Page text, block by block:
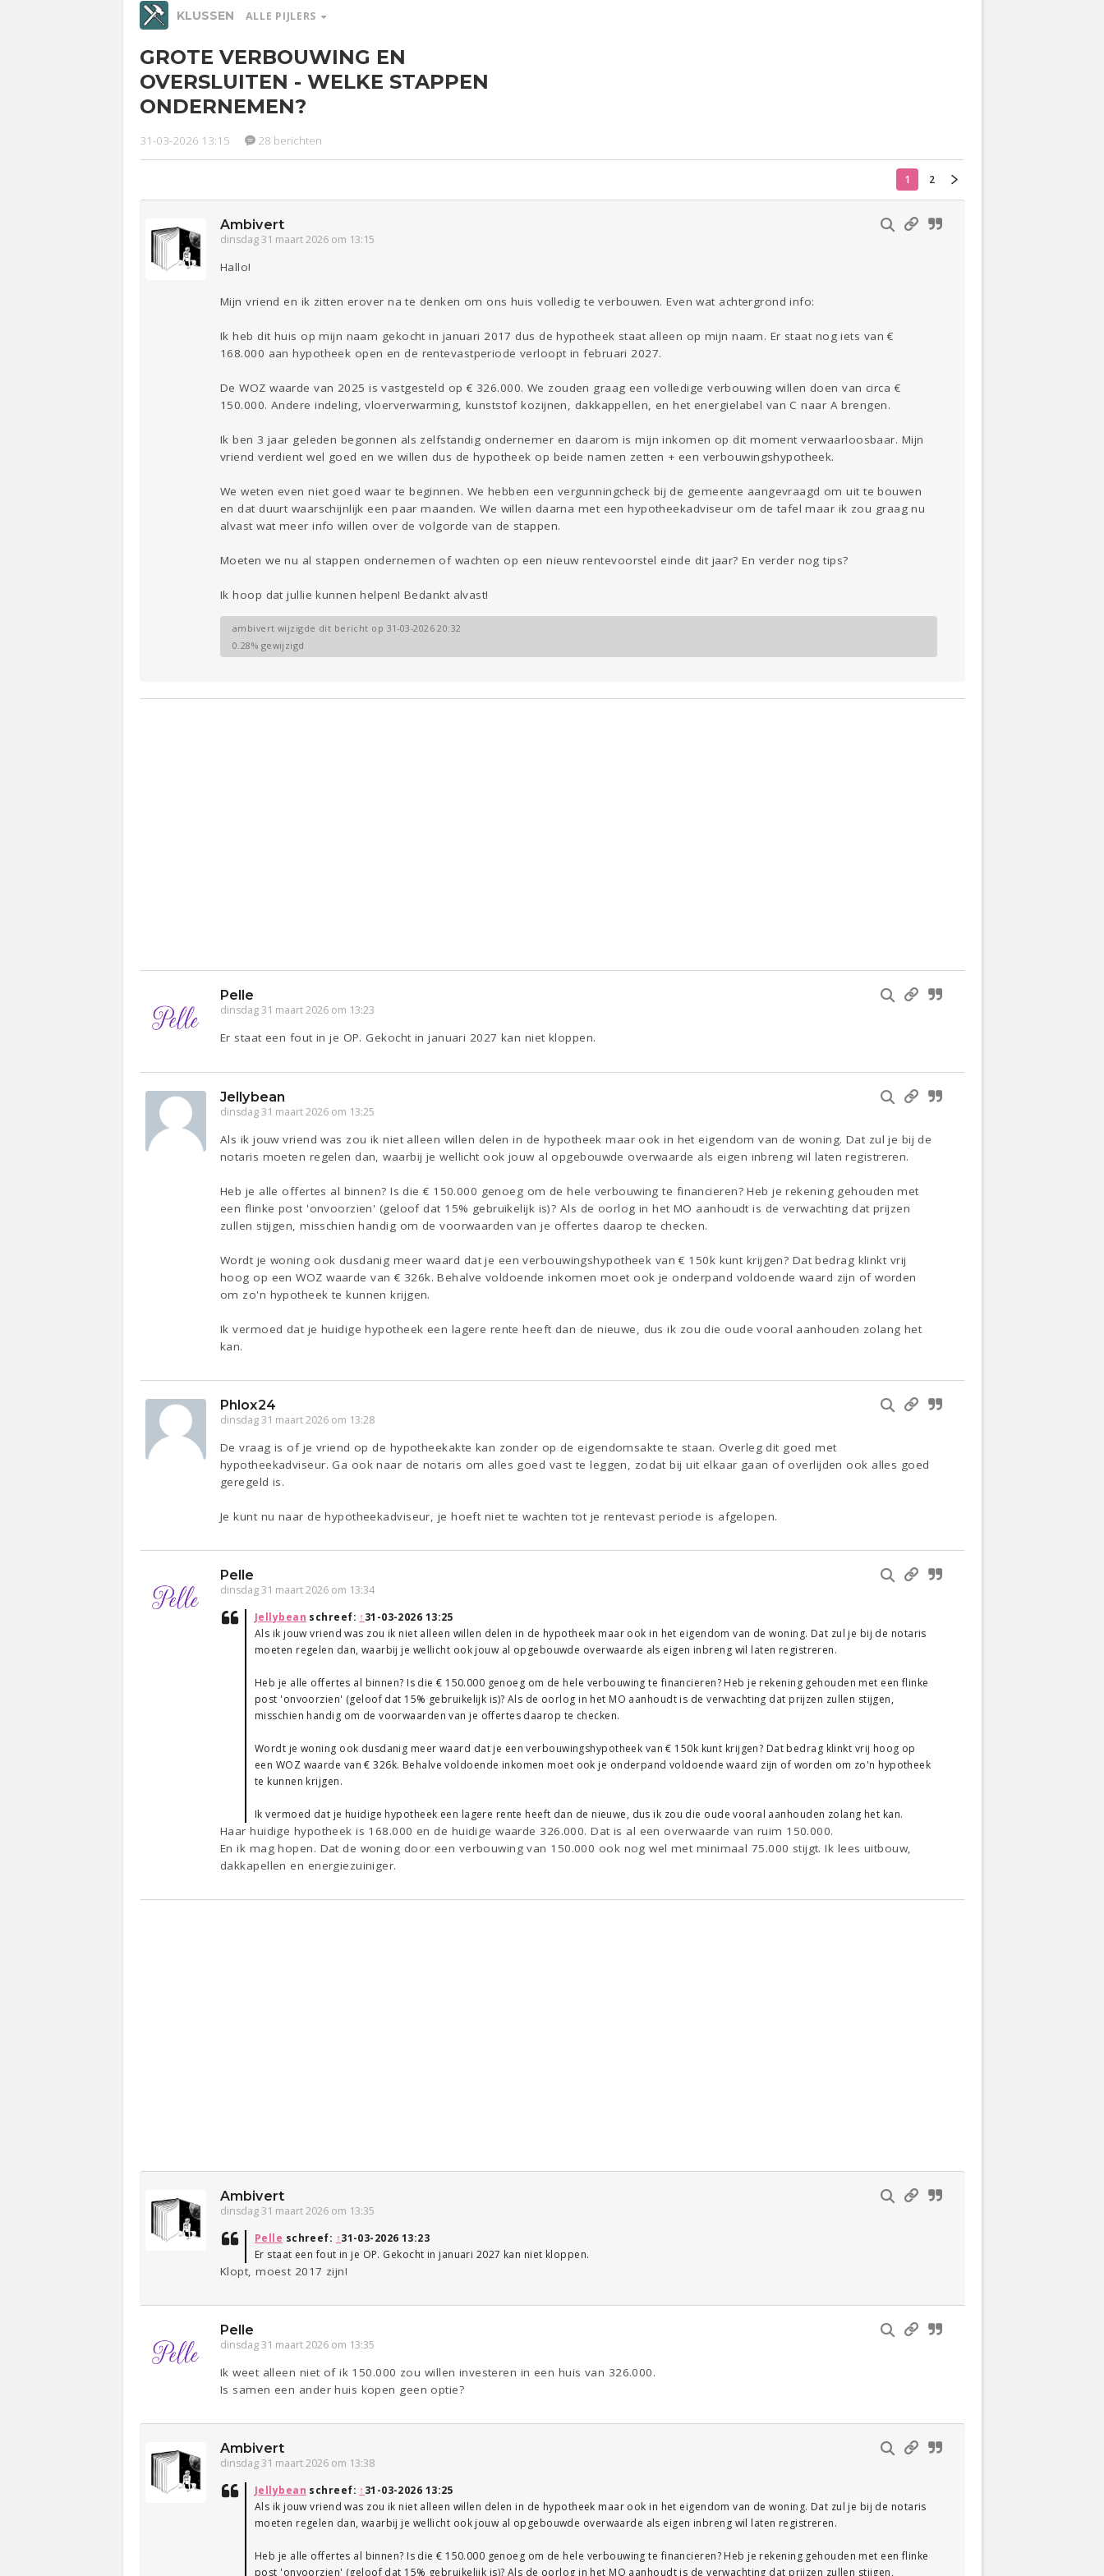
KLUSSEN ALLE PIJLERS
Studie
Entertainment Lijf & Lijn
GROTE VERBOUWING EN
OVERSLUITEN - WELKE STAPPEN
ONDERNEMEN?
31-03-2026 13:15 28 berichten
1 2
Ambivert
dinsdag 31 maart 2026 om 13:15
Hallo!
Mijn vriend en ik zitten erover na te denken om ons huis volledig te verbouwen. Even wat achtergrond info:
Ik heb dit huis op mijn naam gekocht in januari 2017 dus de hypotheek staat alleen op mijn naam. Er staat nog iets van €
168.000 aan hypotheek open en de rentevastperiode verloopt in februari 2027.
De WOZ waarde van 2025 is vastgesteld op € 326.000. We zouden graag een volledige verbouwing willen doen van circa €
150.000. Andere indeling, vloerverwarming, kunststof kozijnen, dakkappellen, en het energielabel van C naar A brengen.
Ik ben 3 jaar geleden begonnen als zelfstandig ondernemer en daarom is mijn inkomen op dit moment verwaarloosbaar. Mijn
vriend verdient wel goed en we willen dus de hypotheek op beide namen zetten + een verbouwingshypotheek.
We weten even niet goed waar te beginnen. We hebben een vergunningcheck bij de gemeente aangevraagd om uit te bouwen
en dat duurt waarschijnlijk een paar maanden. We willen daarna met een hypotheekadviseur om de tafel maar ik zou graag nu
alvast wat meer info willen over de volgorde van de stappen.
Moeten we nu al stappen ondernemen of wachten op een nieuw rentevoorstel einde dit jaar? En verder nog tips?
Ik hoop dat jullie kunnen helpen! Bedankt alvast!
ambivert wijzigde dit bericht op 31-03-2026 20:32
0.28% gewijzigd
Pelle
dinsdag 31 maart 2026 om 13:23
Er staat een fout in je OP. Gekocht in januari 2027 kan niet kloppen.
Jellybean
dinsdag 31 maart 2026 om 13:25
Als ik jouw vriend was zou ik niet alleen willen delen in de hypotheek maar ook in het eigendom van de woning. Dat zul je bij de
notaris moeten regelen dan, waarbij je wellicht ook jouw al opgebouwde overwaarde als eigen inbreng wil laten registreren.
Heb je alle offertes al binnen? Is die € 150.000 genoeg om de hele verbouwing te financieren? Heb je rekening gehouden met
een flinke post 'onvoorzien' (geloof dat 15% gebruikelijk is)? Als de oorlog in het MO aanhoudt is de verwachting dat prijzen
zullen stijgen, misschien handig om de voorwaarden van je offertes daarop te checken.
Wordt je woning ook dusdanig meer waard dat je een verbouwingshypotheek van € 150k kunt krijgen? Dat bedrag klinkt vrij
hoog op een WOZ waarde van € 326k. Behalve voldoende inkomen moet ook je onderpand voldoende waard zijn of worden
om zo'n hypotheek te kunnen krijgen.
Ik vermoed dat je huidige hypotheek een lagere rente heeft dan de nieuwe, dus ik zou die oude vooral aanhouden zolang het
kan.
Phlox24
dinsdag 31 maart 2026 om 13:28
De vraag is of je vriend op de hypotheekakte kan zonder op de eigendomsakte te staan. Overleg dit goed met
hypotheekadviseur. Ga ook naar de notaris om alles goed vast te leggen, zodat bij uit elkaar gaan of overlijden ook alles goed
geregeld is.
Je kunt nu naar de hypotheekadviseur, je hoeft niet te wachten tot je rentevast periode is afgelopen.
Pelle
dinsdag 31 maart 2026 om 13:34
Jellybean schreef: ↑31-03-2026 13:25
Als ik jouw vriend was zou ik niet alleen willen delen in de hypotheek maar ook in het eigendom van de woning. Dat zul je bij de notaris
moeten regelen dan, waarbij je wellicht ook jouw al opgebouwde overwaarde als eigen inbreng wil laten registreren.
Heb je alle offertes al binnen? Is die € 150.000 genoeg om de hele verbouwing te financieren? Heb je rekening gehouden met een flinke
post 'onvoorzien' (geloof dat 15% gebruikelijk is)? Als de oorlog in het MO aanhoudt is de verwachting dat prijzen zullen stijgen,
misschien handig om de voorwaarden van je offertes daarop te checken.
Wordt je woning ook dusdanig meer waard dat je een verbouwingshypotheek van € 150k kunt krijgen? Dat bedrag klinkt vrij hoog op
een WOZ waarde van € 326k. Behalve voldoende inkomen moet ook je onderpand voldoende waard zijn of worden om zo'n hypotheek
te kunnen krijgen.
Ik vermoed dat je huidige hypotheek een lagere rente heeft dan de nieuwe, dus ik zou die oude vooral aanhouden zolang het kan.
Haar huidige hypotheek is 168.000 en de huidige waarde 326.000. Dat is al een overwaarde van ruim 150.000.
En ik mag hopen. Dat de woning door een verbouwing van 150.000 ook nog wel met minimaal 75.000 stijgt. Ik lees uitbouw,
dakkapellen en energiezuiniger.
Ambivert
dinsdag 31 maart 2026 om 13:35
Pelle schreef: ↑31-03-2026 13:23
Er staat een fout in je OP. Gekocht in januari 2027 kan niet kloppen.
Klopt, moest 2017 zijn!
Pelle
dinsdag 31 maart 2026 om 13:35
Ik weet alleen niet of ik 150.000 zou willen investeren in een huis van 326.000.
Is samen een ander huis kopen geen optie?
Ambivert
dinsdag 31 maart 2026 om 13:38
Jellybean schreef: ↑31-03-2026 13:25
Als ik jouw vriend was zou ik niet alleen willen delen in de hypotheek maar ook in het eigendom van de woning. Dat zul je bij de notaris
moeten regelen dan, waarbij je wellicht ook jouw al opgebouwde overwaarde als eigen inbreng wil laten registreren.
Heb je alle offertes al binnen? Is die € 150.000 genoeg om de hele verbouwing te financieren? Heb je rekening gehouden met een flinke
post 'onvoorzien' (geloof dat 15% gebruikelijk is)? Als de oorlog in het MO aanhoudt is de verwachting dat prijzen zullen stijgen,